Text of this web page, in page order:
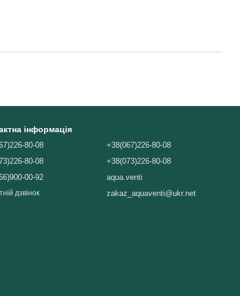
інформація
80-08
80-08
00-92
дзвінок
+38(067)226-80-08
+38(073)226-80-08
aqua.venti
zakaz_aquaventi@ukr.net